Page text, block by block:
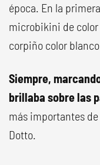
época. En la
microbikini de color
corpiño color
Siempre,
brillaba sobre las
más importantes
Dotto.